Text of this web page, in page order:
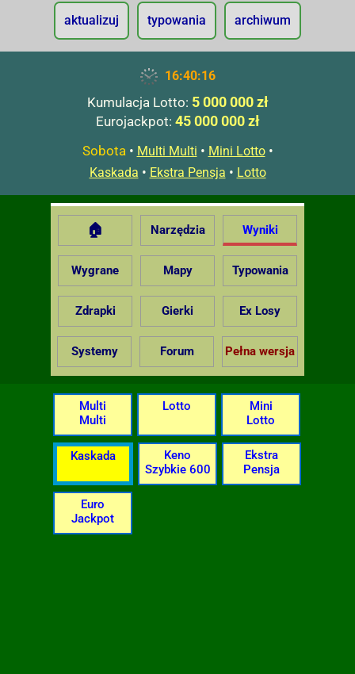
aktualizuj typowania archiwum
16:40:17
Kumulacja Lotto: 5 000 000 zł
Eurojackpot: 45 000 000 zł
Sobota• Multi Multi • Mini Lotto•
Kaskada • Ekstra Pensja • Lotto
🏠 Narzędzia Wyniki
Wygrane Mapy Typowania
Zdrapki Gierki Ex Losy
Systemy Forum Pełna wersja
Multi
Multi
Lotto
Mini
Lotto
Kaskada
Keno
Szybkie 600
Ekstra
Pensja
Euro
Jackpot